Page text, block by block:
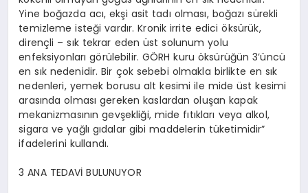
Yine boğazda acı, ekşi asit tadı olması, boğazı sürekli
temizleme isteği vardır. Kronik irrite edici öksürük,
dirençli – sık tekrar eden üst solunum yolu
enfeksiyonları görülebilir. GÖRH kuru öksürüğün 3’üncü
en sık nedenidir. Bir çok sebebi olmakla birlikte en sık
nedenleri, yemek borusu alt kesimi ile mide üst kesimi
arasında olması gereken kaslardan oluşan kapak
mekanizmasının gevşekliği, mide fıtıkları veya alkol,
sigara ve yağlı gıdalar gibi maddelerin tüketimidir”
ifadelerini kullandı.
3 ANA TEDAVİ BULUNUYOR